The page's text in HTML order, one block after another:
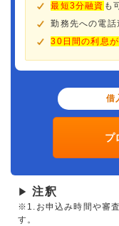
最短3分融資 も
勤務先への電話
30日間の利息が
借
プ
▶ 注釈
※1.お申込み時間や審
す。